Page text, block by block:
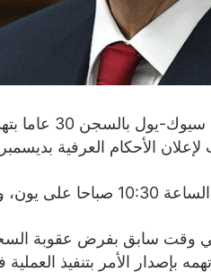
حكمت محكمة في
الأحكام العرفية بديسمبر 2024.
في القضية.